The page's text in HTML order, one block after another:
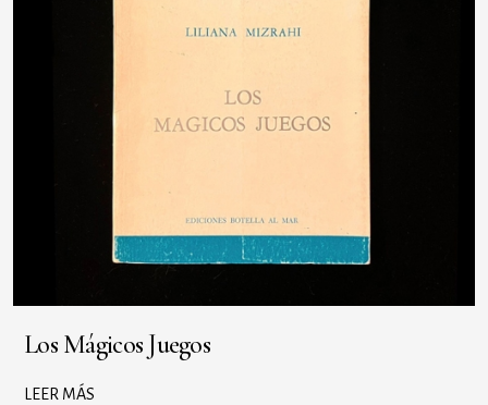
Los Mágicos Juegos
LEER MÁS